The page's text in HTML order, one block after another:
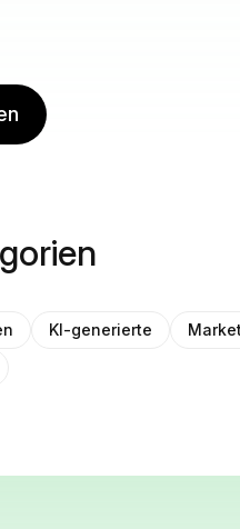
KI-generierte